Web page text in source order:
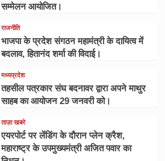
सम्मेलन आयोजित।
राजनीति
भाजपा के प्रदेश संगठन महामंत्री के दायित्व में
बदलाव, हितानंद शर्मा की विदाई।
मध्यप्रदेश
तहसील पत्रकार संघ बदनावर द्वारा अपने माथुर
साहब का आयोजन 29 जनवरी को।
ताज़ा खबरे
एयरपोर्ट पर लेंडिंग के दौरान प्लेन क्रैश,
महाराष्ट्र के उपमुख्यमंत्री अजित पवार का